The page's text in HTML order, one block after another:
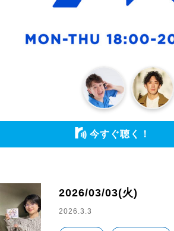
今すぐ聴く！
2026/03/03(火)
2026.3.3